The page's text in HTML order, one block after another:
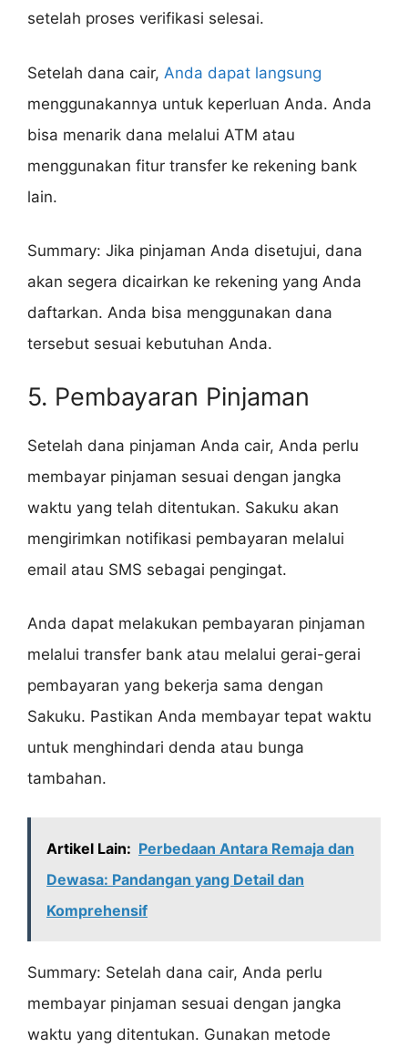
setelah proses verifikasi selesai.
Setelah dana cair, Anda dapat langsung
menggunakannya untuk keperluan Anda. Anda
bisa menarik dana melalui ATM atau
menggunakan fitur transfer ke rekening bank
lain.
Summary: Jika pinjaman Anda disetujui, dana
akan segera dicairkan ke rekening yang Anda
daftarkan. Anda bisa menggunakan dana
tersebut sesuai kebutuhan Anda.
5. Pembayaran Pinjaman
Setelah dana pinjaman Anda cair, Anda perlu
membayar pinjaman sesuai dengan jangka
waktu yang telah ditentukan. Sakuku akan
mengirimkan notifikasi pembayaran melalui
email atau SMS sebagai pengingat.
Anda dapat melakukan pembayaran pinjaman
melalui transfer bank atau melalui gerai-gerai
pembayaran yang bekerja sama dengan
Sakuku. Pastikan Anda membayar tepat waktu
untuk menghindari denda atau bunga
tambahan.
Artikel Lain: Perbedaan Antara Remaja dan
Dewasa: Pandangan yang Detail dan
Komprehensif
Summary: Setelah dana cair, Anda perlu
membayar pinjaman sesuai dengan jangka
waktu yang ditentukan. Gunakan metode